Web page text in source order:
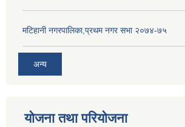
मटिहानी नगरपालिका,प्रथम नगर सभा २०७४-७५
अन्य
योजना तथा परियोजना